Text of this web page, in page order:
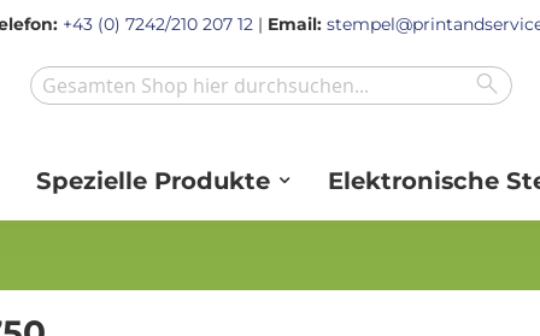
+43 (0) 7242/210 207 12 | Email:
Spezielle Produkte Elektronische